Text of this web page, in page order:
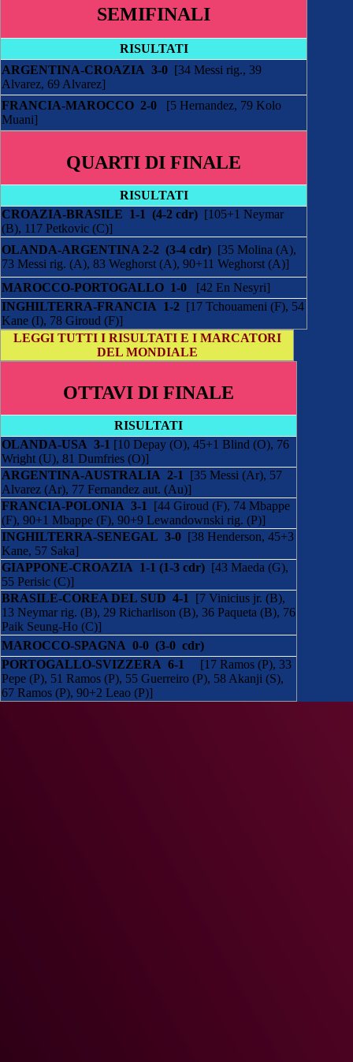
SEMIFINALI
RISULTATI
ARGENTINA-CROAZIA 3-0 [34 Messi rig., 39
Alvarez, 69 Alvarez]
FRANCIA-MAROCCO 2-0 [5 Hernandez, 79 Kolo
Muani]
QUARTI DI FINALE
RISULTATI
CROAZIA-BRASILE 1-1 (4-2 cdr) [105+1 Neymar
(B), 117 Petkovic (C)]
OLANDA-ARGENTINA 2-2 (3-4 cdr) [35 Molina (A),
73 Messi rig. (A), 83 Weghorst (A), 90+11 Weghorst (A)]
MAROCCO-PORTOGALLO 1-0 [42 En Nesyri]
INGHILTERRA-FRANCIA 1-2 [17 Tchouameni (F), 54
Kane (I), 78 Giroud (F)]
LEGGI TUTTI I RISULTATI E I MARCATORI
DEL MONDIALE
OTTAVI DI FINALE
RISULTATI
OLANDA-USA 3-1 [10 Depay (O), 45+1 Blind (O), 76
Wright (U), 81 Dumfries (O)]
ARGENTINA-AUSTRALIA 2-1 [35 Messi (Ar), 57
Alvarez (Ar), 77 Fernandez aut. (Au)]
FRANCIA-POLONIA 3-1 [44 Giroud (F), 74 Mbappe
(F), 90+1 Mbappe (F), 90+9 Lewandownski rig. (P)]
INGHILTERRA-SENEGAL 3-0 [38 Henderson, 45+3
Kane, 57 Saka]
GIAPPONE-CROAZIA 1-1 (1-3 cdr) [43 Maeda (G),
55 Perisic (C)]
BRASILE-COREA DEL SUD 4-1 [7 Vinicius jr. (B),
13 Neymar rig. (B), 29 Richarlison (B), 36 Paqueta (B), 76
Paik Seung-Ho (C)]
MAROCCO-SPAGNA 0-0 (3-0 cdr)
PORTOGALLO-SVIZZERA 6-1 [17 Ramos (P), 33
Pepe (P), 51 Ramos (P), 55 Guerreiro (P), 58 Akanji (S),
67 Ramos (P), 90+2 Leao (P)]